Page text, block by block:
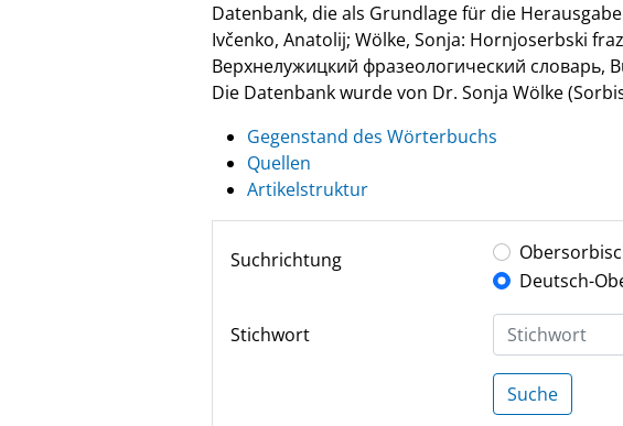
Datenbank, die als Grundlage für die
Ivčenko, Anatolij; Wölke, Sonja: Hornjoserbski
Верхнелужицкий фразеологический словарь,
Die Datenbank wurde von Dr. Sonja Wölke
Gegenstand des Wörterbuchs
Quellen
Artikelstruktur
Suchrichtung
Deutsch-
Stichwort
Suche